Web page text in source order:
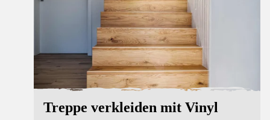
Treppe verkleiden mit Vinyl